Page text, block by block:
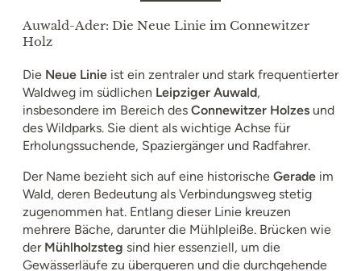
Auwald-Ader: Die Neue Linie im Connewitzer
Holz
Die Neue Linie ist ein zentraler und stark frequentierter
Waldweg im südlichen Leipziger Auwald,
insbesondere im Bereich des Connewitzer Holzes und
des Wildparks. Sie dient als wichtige Achse für
Erholungssuchende, Spaziergänger und Radfahrer.
Der Name bezieht sich auf eine historische Gerade im
Wald, deren Bedeutung als Verbindungsweg stetig
zugenommen hat. Entlang dieser Linie kreuzen
mehrere Bäche, darunter die Mühlpleiße. Brücken wie
der Mühlholzsteg sind hier essenziell, um die
Gewässerläufe zu überqueren und die durchgehende